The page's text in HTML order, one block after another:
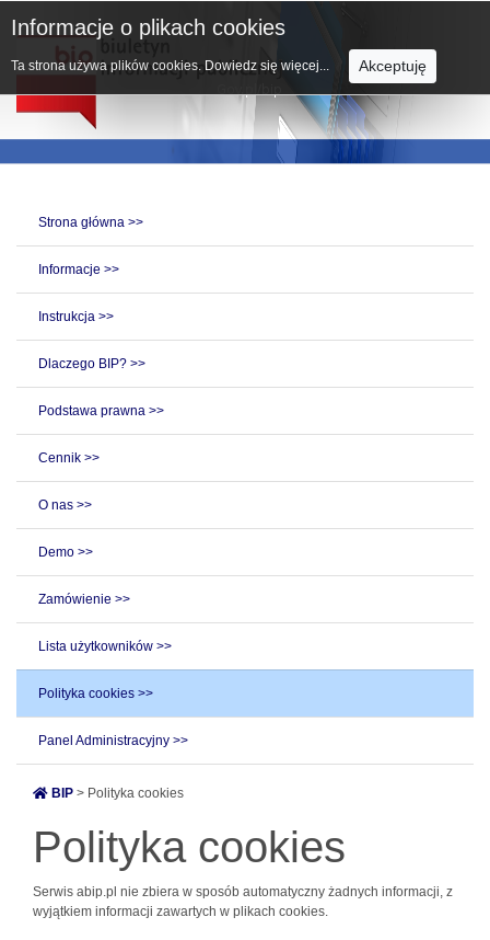
Strona główna >>
Informacje >>
Instrukcja >>
Dlaczego BIP? >>
Podstawa prawna >>
Cennik >>
O nas >>
Demo >>
Zamówienie >>
Lista użytkowników >>
Polityka cookies >>
Panel Administracyjny >>
BIP > Polityka cookies
Polityka cookies
Serwis abip.pl nie zbiera w sposób automatyczny żadnych informacji, z
wyjątkiem informacji zawartych w plikach cookies.
Informacje o plikach cookies
Ta strona używa plików cookies. Dowiedz się więcej... Akceptuję